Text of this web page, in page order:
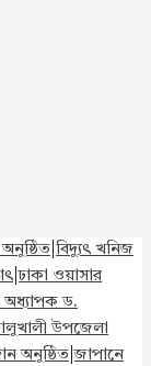
অনুষ্ঠিত বিদ্যুৎ খনিজ
|ঢাকা ওয়াসার
অধ্যাপক ড.
উপজেলা
অনুষ্ঠিত |জাপানে